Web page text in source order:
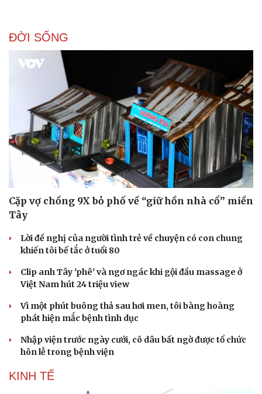
ĐỜI SỐNG
Cặp vợ chồng 9X bỏ phố về “giữ hồn nhà cổ” miền
Tây
Lời đề nghị của người tình trẻ về chuyện có con chung
khiến tôi bế tắc ở tuổi 80
Clip anh Tây 'phê' và ngơ ngác khi gội đầu massage ở
Việt Nam hút 24 triệu view
Vì một phút buông thả sau hơi men, tôi bàng hoàng
phát hiện mắc bệnh tình dục
Nhập viện trước ngày cưới, cô dâu bất ngờ được tổ chức
hôn lễ trong bệnh viện
KINH TẾ